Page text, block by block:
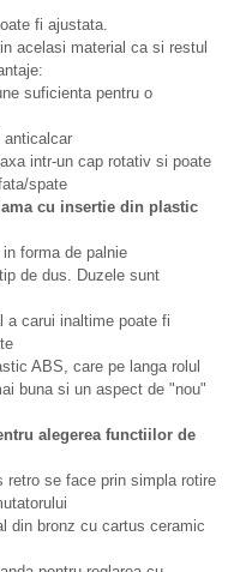
fi ajustata.
acelasi material ca si restul
suficienta pentru o
anticalcar
intr-un cap rotativ si poate
spate
cu insertie din plastic
forma de palnie
de dus. Duzele sunt
a carui inaltime poate fi
ABS, care pe langa rolul
buna si un aspect de "nou"
alegerea functiilor de
retro se face prin simpla rotire
din bronz cu cartus ceramic